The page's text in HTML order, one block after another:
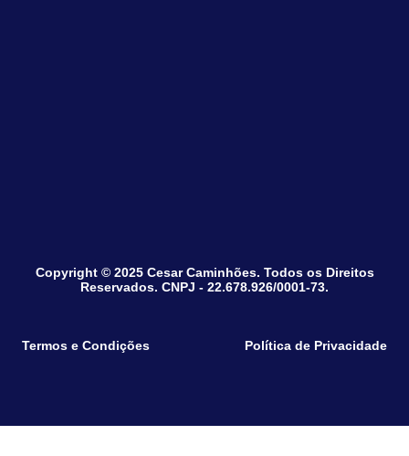
Copyright © 2025 Cesar Caminhões. Todos os Direitos
Reservados. CNPJ - 22.678.926/0001-73.
Termos e Condições Política de Privacidade